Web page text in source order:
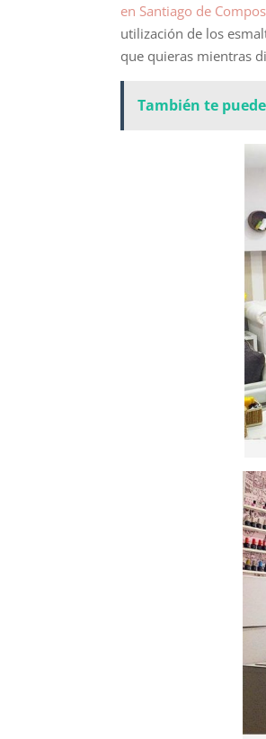
en Santiago de
utilización de los
que quieras mientras
También te